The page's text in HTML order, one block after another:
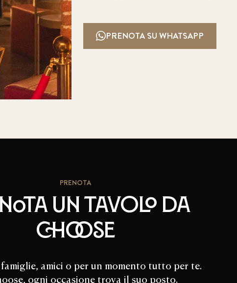
PRENOTA SU WHATSAPP
PRENOTA
un tavolo da
Choose
amici o per un momento tutto per te.
ogni occasione trova il suo posto.